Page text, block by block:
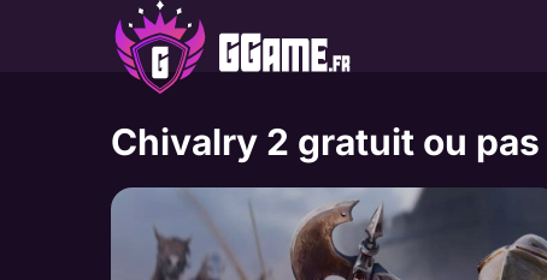
Chivalry 2 gratuit ou